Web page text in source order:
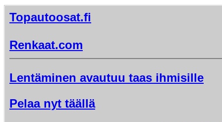
Topautoosat.fi
Renkaat.com
Lentäminen avautuu taas ihmisille
Pelaa nyt täällä